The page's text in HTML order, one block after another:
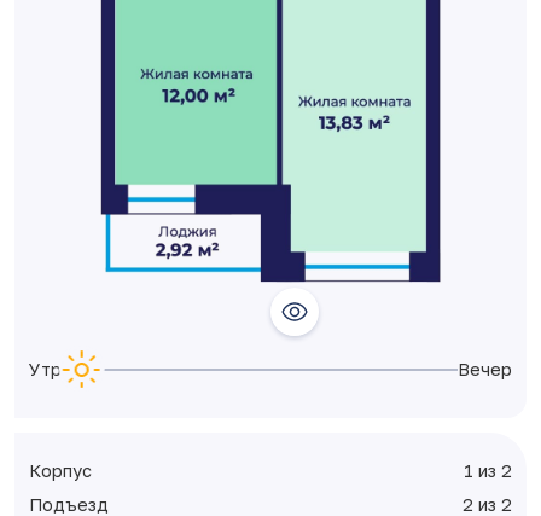
Утро Вечер
Корпус
1 из 2
Подъезд
2 из 2